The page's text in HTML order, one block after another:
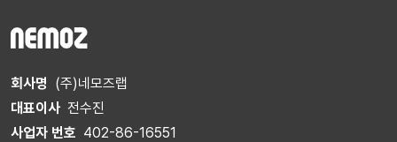
회사명 (주)네모즈랩
대표이사 전수진
사업자 번호 402-86-16551